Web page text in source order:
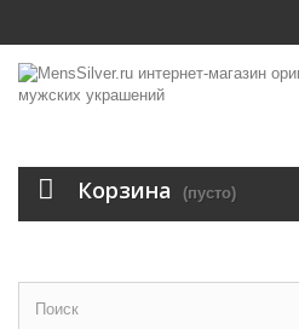
Корзина (пусто)